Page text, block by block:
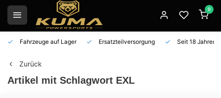
0
Fahrzeuge auf Lager Ersatzteilversorgung Seit 18 Jahren
Zurück
Artikel mit Schlagwort EXL